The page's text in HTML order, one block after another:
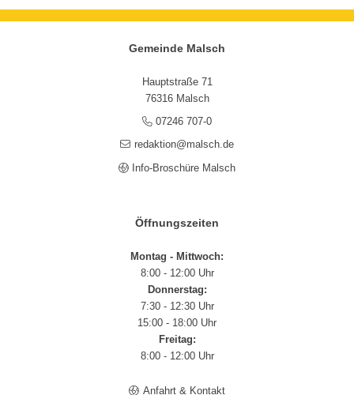
Gemeinde Malsch
Hauptstraße 71
76316 Malsch
07246 707-0
redaktion@malsch.de
Info-Broschüre Malsch
Öffnungszeiten
Montag - Mittwoch:
8:00 - 12:00 Uhr
Donnerstag:
7:30 - 12:30 Uhr
15:00 - 18:00 Uhr
Freitag:
8:00 - 12:00 Uhr
Anfahrt & Kontakt